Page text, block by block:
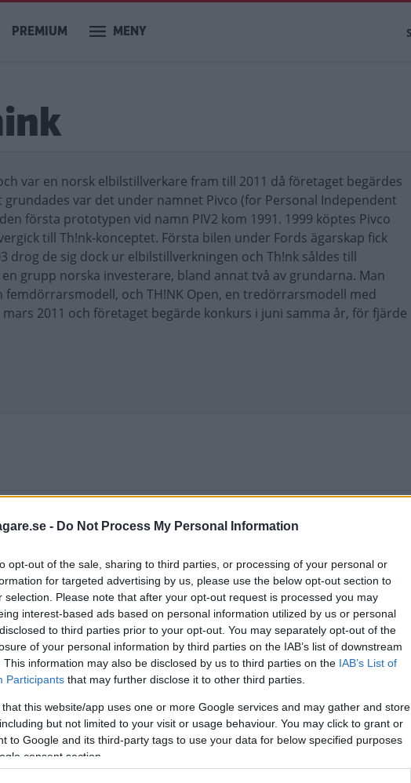
- Do Not Process My Personal Information
opt-out of the sale, sharing to third parties, or processing of your personal or
for targeted advertising by us, please use the below opt-out section to
selection. Please note that after your opt-out request is processed you may
interest-based ads based on personal information utilized by us or personal
to third parties prior to your opt-out. You may separately opt-out of the
of your personal information by third parties on the IAB’s list of downstream
This information may also be disclosed by us to third parties on the IAB’s List of
Participants that may further disclose it to other third parties.
that this website/app uses one or more Google services and may gather and store
but not limited to your visit or usage behaviour. You may click to grant or
to Google and its third-party tags to use your data for below specified purposes
consent section.
PREMIUM MENY
var en norsk elbilstillverkare fram till 2011 då företaget begärdes
var det under namnet Pivco (for Personal Independent
första prototypen vid namn PIV2 kom 1991. 1999 köptes Pivco
till Th!nk-konceptet. Första bilen under Fords ägarskap fick
drog de sig dock ur elbilstillverkningen och Th!nk såldes till
grupp norska investerare, bland annat två av grundarna. Man
femdörrarsmodell, och TH!NK Open, en tredörrarsmodell med
2011 och företaget begärde konkurs i juni samma år, för fjärde
Think. Det norska företaget
Think City är bara en dyr leksak. Det krävs bättre elbilar för att el